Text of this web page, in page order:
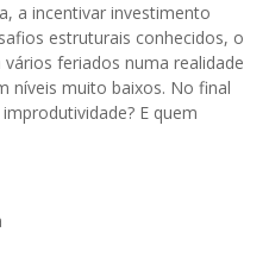
a incentivar investimento
estruturais conhecidos, o
feriados numa realidade
níveis muito baixos. No final
E quem